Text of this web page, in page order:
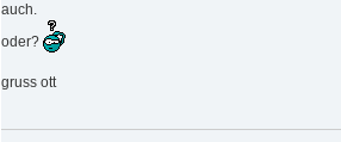
auch.
oder?
gruss ott